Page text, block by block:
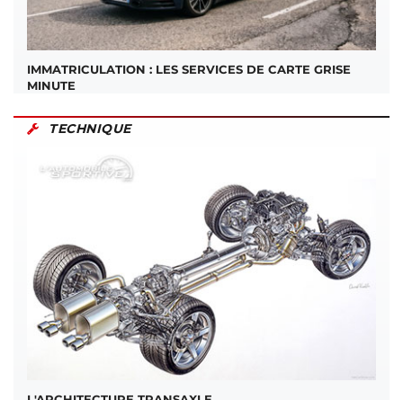
IMMATRICULATION : LES SERVICES DE CARTE GRISE
MINUTE
TECHNIQUE